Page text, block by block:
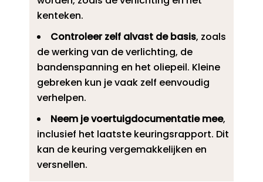
kenteken.​
Controleer zelf alvast de basis, zoals
de werking van de verlichting, de
bandenspanning en het oliepeil.​ Kleine
gebreken kun je vaak zelf eenvoudig
verhelpen.​
Neem je voertuigdocumentatie mee,
inclusief het laatste keuringsrapport.​ Dit
kan de keuring vergemakkelijken en
versnellen.​